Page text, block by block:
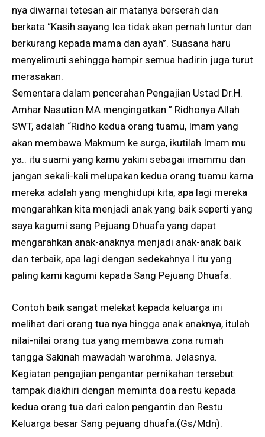
nya diwarnai tetesan air matanya berserah dan
berkata “Kasih sayang Ica tidak akan pernah luntur dan
berkurang kepada mama dan ayah”. Suasana haru
menyelimuti sehingga hampir semua hadirin juga turut
merasakan.
Sementara dalam pencerahan Pengajian Ustad Dr.H.
Amhar Nasution MA mengingatkan ” Ridhonya Allah
SWT, adalah “Ridho kedua orang tuamu, Imam yang
akan membawa Makmum ke surga, ikutilah Imam mu
ya.. itu suami yang kamu yakini sebagai imammu dan
jangan sekali-kali melupakan kedua orang tuamu karna
mereka adalah yang menghidupi kita, apa lagi mereka
mengarahkan kita menjadi anak yang baik seperti yang
saya kagumi sang Pejuang Dhuafa yang dapat
mengarahkan anak-anaknya menjadi anak-anak baik
dan terbaik, apa lagi dengan sedekahnya l itu yang
paling kami kagumi kepada Sang Pejuang Dhuafa.
Contoh baik sangat melekat kepada keluarga ini
melihat dari orang tua nya hingga anak anaknya, itulah
nilai-nilai orang tua yang membawa zona rumah
tangga Sakinah mawadah warohma. Jelasnya.
Kegiatan pengajian pengantar pernikahan tersebut
tampak diakhiri dengan meminta doa restu kepada
kedua orang tua dari calon pengantin dan Restu
Keluarga besar Sang pejuang dhuafa.(Gs/Mdn).